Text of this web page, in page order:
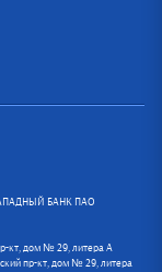
БАНК ПАО
кт, дом № 29, литера А
пр-кт, дом № 29, литера